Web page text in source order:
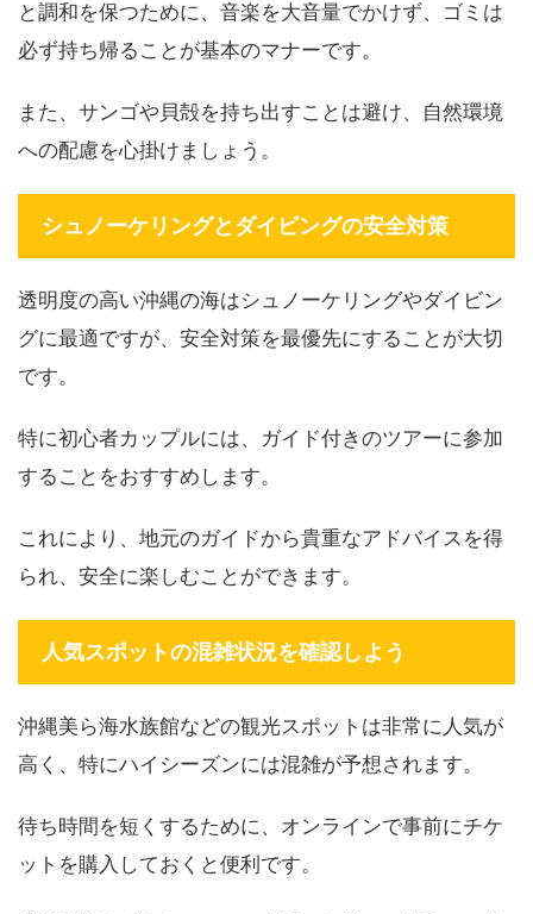
と調和を保つために、音楽を大音量でかけず、ゴミは
必ず持ち帰ることが基本のマナーです。
また、サンゴや貝殻を持ち出すことは避け、自然環境
への配慮を心掛けましょう。
シュノーケリングとダイビングの安全対策
透明度の高い沖縄の海はシュノーケリングやダイビン
グに最適ですが、安全対策を最優先にすることが大切
です。
特に初心者カップルには、ガイド付きのツアーに参加
することをおすすめします。
これにより、地元のガイドから貴重なアドバイスを得
られ、安全に楽しむことができます。
人気スポットの混雑状況を確認しよう
沖縄美ら海水族館などの観光スポットは非常に人気が
高く、特にハイシーズンには混雑が予想されます。
待ち時間を短くするために、オンラインで事前にチケ
ットを購入しておくと便利です。